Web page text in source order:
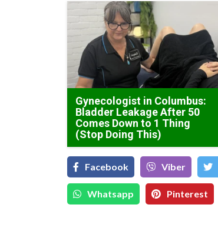
Gynecologist in Columbus:
Bladder Leakage After 50
Comes Down to 1 Thing
(Stop Doing This)
Facebook Viber
Whatsapp Pinterest